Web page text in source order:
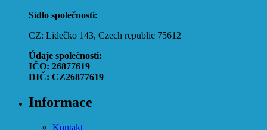
Sídlo společnosti:
CZ: Lidečko 143, Czech republic 75612
Údaje společnosti:
IČO: 26877619
DIČ: CZ26877619
Informace
Kontakt